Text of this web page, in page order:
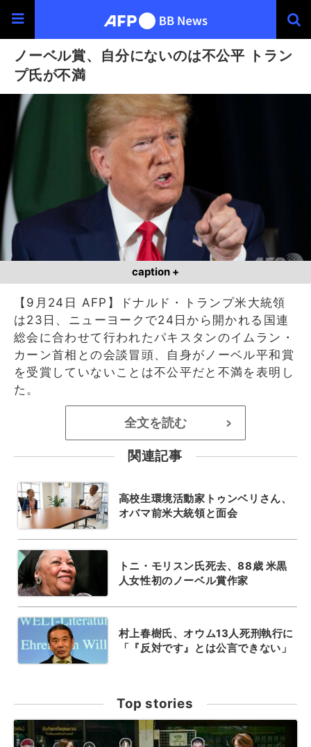
ノーベル賞、自分にないのは不公平 トラン
プ氏が不満
caption +
【9月24日 AFP】ドナルド・トランプ米大統領
は23日、ニューヨークで24日から開かれる国連
総会に合わせて行われたパキスタンのイムラン・
カーン首相との会談冒頭、自身がノーベル平和賞
を受賞していないことは不公平だと不満を表明し
た。
全文を読む >
関連記事
高校生環境活動家トゥンベリさん、
オバマ前米大統領と面会
トニ・モリスン氏死去、88歳 米黒
人女性初のノーベル賞作家
村上春樹氏、オウム13人死刑執行に
「『反対です』とは公言できない」
Top stories